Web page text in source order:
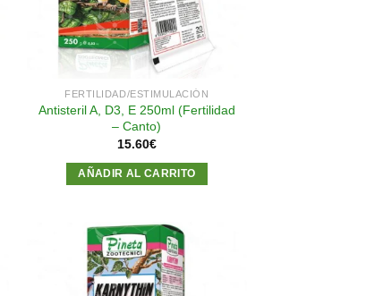
FERTILIDAD/ESTIMULACIÓN
Antisteril A, D3, E 250ml (Fertilidad
– Canto)
15.60€
AÑADIR AL CARRITO